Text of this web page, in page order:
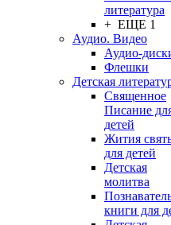
литература
+ ЕЩЕ 1
Аудио. Видео
Аудио-
Флешки
Детская
Священное
Писание
детей
Жития
для детей
Детская
молитва
книги для